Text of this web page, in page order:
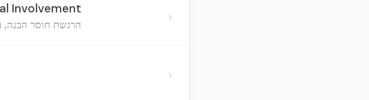
Involvement
הרגשת חוסר הבנה, ›
›